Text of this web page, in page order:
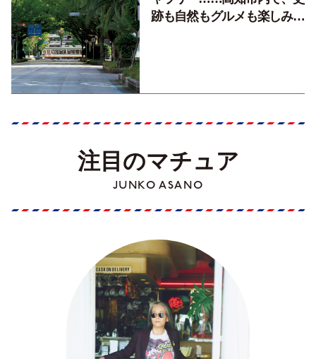
跡も自然もグルメも楽しみ尽
注目のマチュア
JUNKO ASANO